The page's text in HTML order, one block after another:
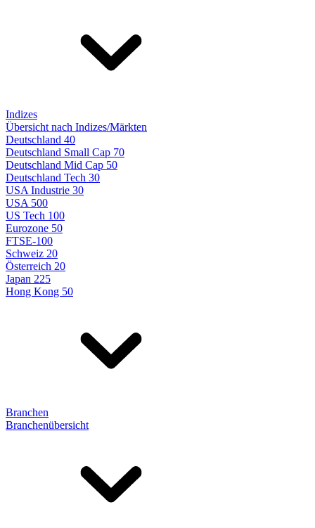
Indizes
Übersicht nach Indizes/Märkten
Deutschland 40
Deutschland Small Cap 70
Deutschland Mid Cap 50
Deutschland Tech 30
USA Industrie 30
USA 500
US Tech 100
Eurozone 50
FTSE-100
Schweiz 20
Österreich 20
Japan 225
Hong Kong 50
Branchen
Branchenübersicht